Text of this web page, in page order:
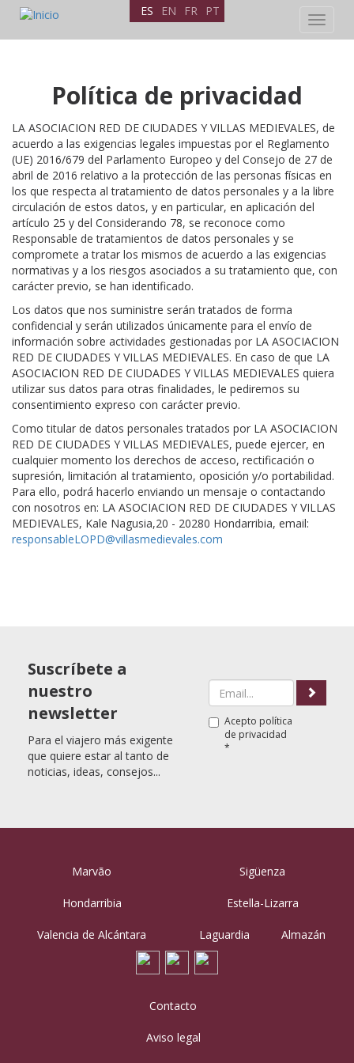
principal
Toggle
ES EN FR PT
Política de privacidad
LA ASOCIACION RED DE CIUDADES Y VILLAS MEDIEVALES, de
acuerdo a las exigencias legales impuestas por el Reglamento
(UE) 2016/679 del Parlamento Europeo y del Consejo de 27 de
abril de 2016 relativo a la protección de las personas físicas en
los que respecta al tratamiento de datos personales y a la libre
circulación de estos datos, y en particular, en aplicación del
artículo 25 y del Considerando 78, se reconoce como
Responsable de tratamientos de datos personales y se
compromete a tratar los mismos de acuerdo a las exigencias
normativas y a los riesgos asociados a su tratamiento que, con
carácter previo, se han identificado.
Los datos que nos suministre serán tratados de forma
confidencial y serán utilizados únicamente para el envío de
información sobre actividades gestionadas por LA ASOCIACION
RED DE CIUDADES Y VILLAS MEDIEVALES. En caso de que LA
ASOCIACION RED DE CIUDADES Y VILLAS MEDIEVALES quiera
utilizar sus datos para otras finalidades, le pediremos su
consentimiento expreso con carácter previo.
Como titular de datos personales tratados por LA ASOCIACION
RED DE CIUDADES Y VILLAS MEDIEVALES, puede ejercer, en
cualquier momento los derechos de acceso, rectificación o
supresión, limitación al tratamiento, oposición y/o portabilidad.
Para ello, podrá hacerlo enviando un mensaje o contactando
con nosotros en: LA ASOCIACION RED DE CIUDADES Y VILLAS
MEDIEVALES, Kale Nagusia,20 - 20280 Hondarribia, email:
responsableLOPD@villasmedievales.com
Suscríbete a
nuestro
newsletter
Para el viajero más exigente
que quiere estar al tanto de
noticias, ideas, consejos...
Acepto política
de privacidad
*
Marvão
Hondarribia
Valencia de Alcántara
Sigüenza
Estella-Lizarra
Laguardia Almazán
Contacto
Aviso legal